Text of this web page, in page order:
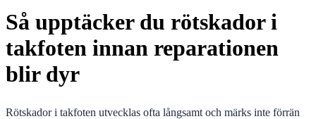
Så upptäcker du rötskador i
takfoten innan reparationen
blir dyr
Rötskador i takfoten utvecklas ofta långsamt och märks inte förrän